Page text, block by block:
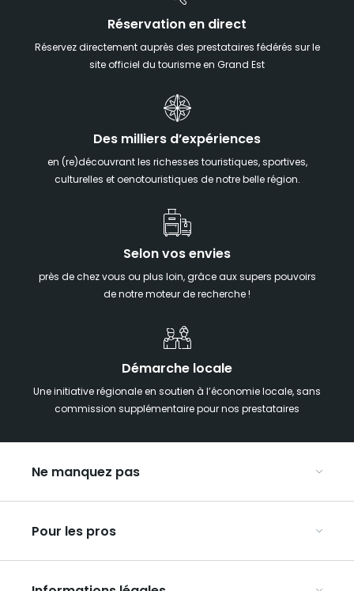
Réservation en direct
Réservez directement auprès des prestataires fédérés sur le
site officiel du tourisme en Grand Est
Des milliers d’expériences
en (re)découvrant les richesses touristiques, sportives,
culturelles et oenotouristiques de notre belle région.
Selon vos envies
près de chez vous ou plus loin, grâce aux supers pouvoirs
de notre moteur de recherche !
Démarche locale
Une initiative régionale en soutien à l’économie locale, sans
commission supplémentaire pour nos prestataires
Ne manquez pas
Week-end insolite en Grand Est
Week-end spa en Grand Est
Hébergements insolites
Pour les pros